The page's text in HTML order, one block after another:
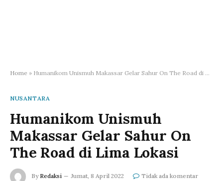
Home » Humanikom Unismuh Makassar Gelar Sahur On The Road di Lima Lokasi
NUSANTARA
Humanikom Unismuh
Makassar Gelar Sahur On
The Road di Lima Lokasi
By Redaksi Jumat, 8 April 2022
Tidak ada komentar